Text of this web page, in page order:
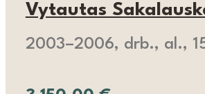
Vytautas
2003–2006, drb., al.,